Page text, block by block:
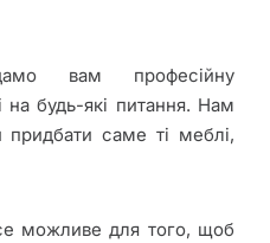
вам професійну
на будь-які питання. Нам
саме ті меблі,
можливе для того, щоб